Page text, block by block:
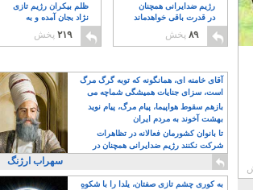
ظلم بیکران رژیم تازی
نژاد بجان آمده و به
۲۱۹ پخش
رژیم ضدایرانی همچنان
در قدرت باقی خواهدماند
۸
۸۹ پخش
آقای خامنه ای، همانگونه که توبه گرگ مرگ
است، سزای جنایات همیشگی شماچه می
تواند باشد؟!
بازهم سقوط هواپیما، پیام مرگ، پیام نوید
بهشت آخوند به مردم ایران
تا بانوان کشورمان فعالانه در تظاهرات
شرکت نکنند رژیم ضدایرانی همچنان در
قدرت باقی خواهدماند
سهراب ارژنگ
به کوری چشم تازی صفتان، یلدا را با شکوهِ